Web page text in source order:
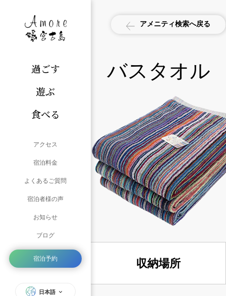
過ごす
遊ぶ
食べる
アクセス
宿泊料金
よくあるご質問
宿泊者様の声
お知らせ
ブログ
宿泊予約
日本語
アメニティ検索へ戻る
バスタオル
収納場所